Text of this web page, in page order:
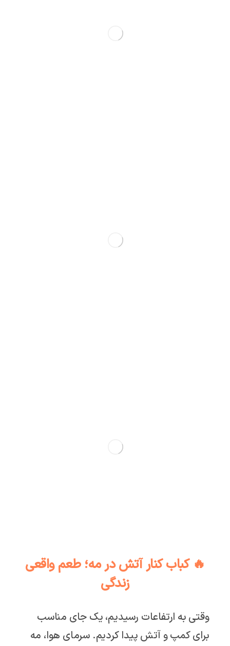
🔥 کباب کنار آتش در مه؛ طعم واقعی
زندگی
وقتی به ارتفاعات رسیدیم، یک جای مناسب
برای کمپ و آتش پیدا کردیم. سرمای هوا، مه